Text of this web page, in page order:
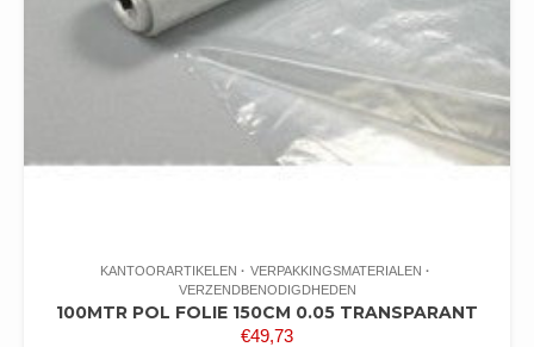
KANTOORARTIKELEN
VERPAKKINGSMATERIALEN
VERZENDBENODIGDHEDEN
100MTR POL FOLIE 150CM 0.05 TRANSPARANT
€49,73